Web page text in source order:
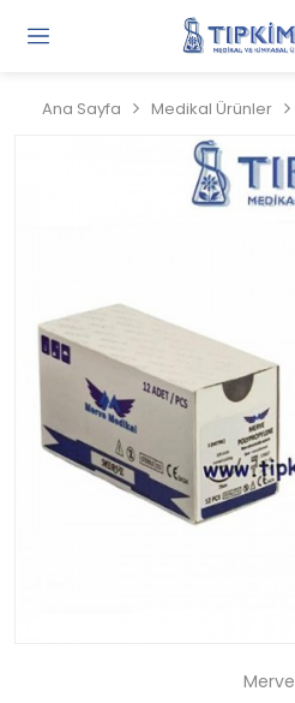
Ana Sayfa Medikal Ürünler
Merve